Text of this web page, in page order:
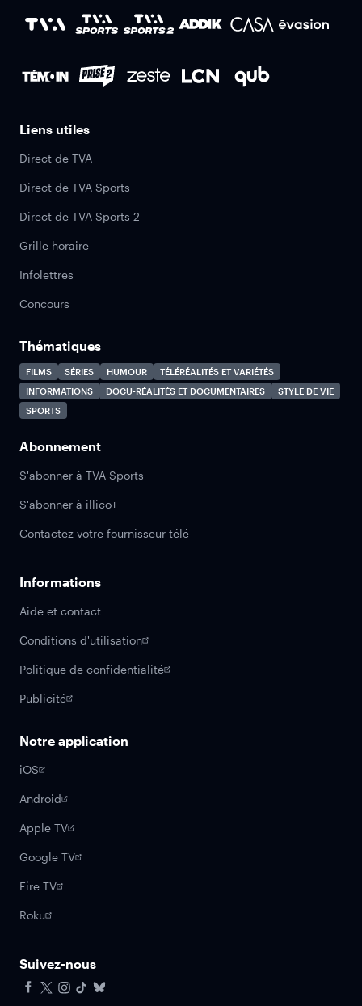
Liens utiles
Direct de TVA
Direct de TVA Sports
Direct de TVA Sports 2
Grille horaire
Infolettres
Concours
Thématiques
FILMS SÉRIES HUMOUR
TÉLÉRÉALITÉS ET VARIÉTÉS
INFORMATIONS
DOCU-RÉALITÉS ET DOCUMENTAIRES
STYLE DE VIE
SPORTS
Abonnement
S'abonner à TVA Sports
S'abonner à illico+
Contactez votre fournisseur télé
Informations
Aide et contact
Conditions d'utilisation
Politique de confidentialité
Publicité
Notre application
iOS
Android
Apple TV
Google TV
Fire TV
Roku
Suivez-nous